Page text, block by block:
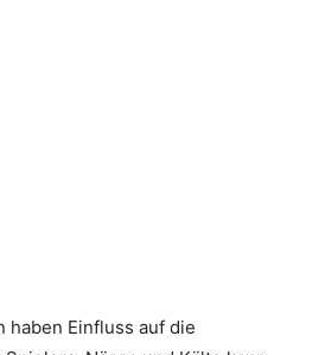
haben Einfluss auf die